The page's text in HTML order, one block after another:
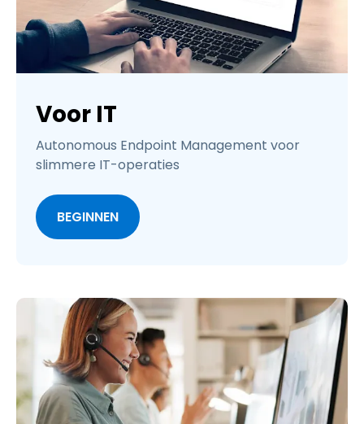
Voor IT
Autonomous Endpoint Management voor
slimmere IT-operaties
BEGINNEN